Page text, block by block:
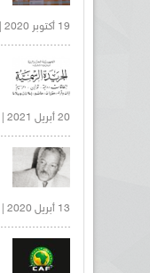
19 أكتوبر 2020 |
20 أبريل 2021 |
13 أبريل 2020 |